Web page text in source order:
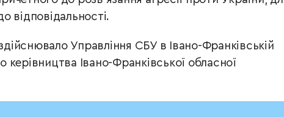
відповідальності.
Управління СБУ в Івано-Франківській
керівництва Івано-Франківської обласної